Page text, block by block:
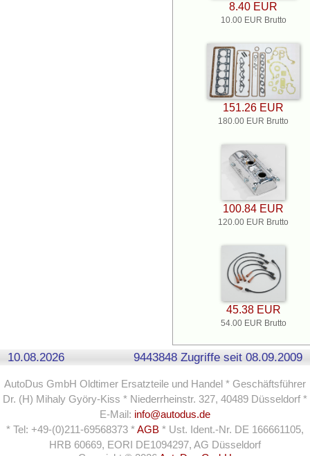
8.40 EUR
10.00 EUR Brutto
151.26 EUR
180.00 EUR Brutto
100.84 EUR
120.00 EUR Brutto
45.38 EUR
54.00 EUR Brutto
10.08.2026 9443848 Zugriffe seit 08.09.2009
AutoDus GmbH Oldtimer Ersatzteile und Handel * Geschäftsführer
Dr. (H) Mihaly Györy-Kiss * Niederrheinstr. 327, 40489 Düsseldorf *
E-Mail: info@autodus.de
* Tel: +49-(0)211-69568373 *AGB * Ust. Ident.-Nr. DE 166661105,
HRB 60669, EORI DE1094297, AG Düsseldorf